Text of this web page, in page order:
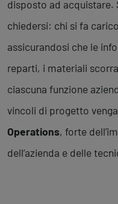
disposto ad acquistare.
chiedersi: chi si fa
assicurandosi che le
reparti, i materiali
ciascuna funzione
vincoli di progetto
Operations, forte
dell’azienda e delle